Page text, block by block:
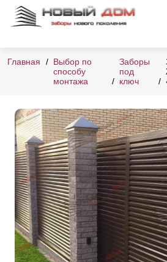
Главная
Выбор по
способу
монтажа
Заборы
под
ключ